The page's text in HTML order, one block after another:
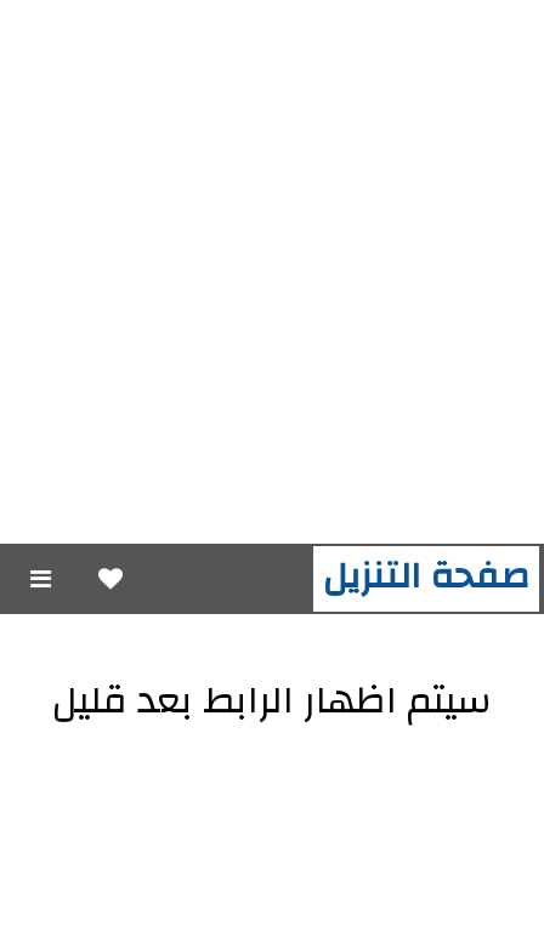
صفحة التنزيل
سيتم اظهار الرابط بعد قليل